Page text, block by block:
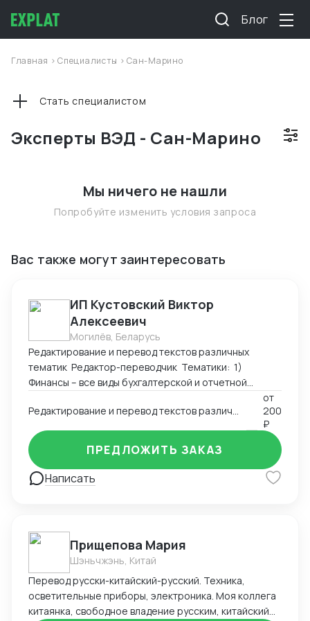
Блог
Главная >Специалисты >Сан-Марино
Эксперты ВЭД - Сан-Марино
Стать специалистом
Мы ничего не нашли
Попробуйте изменить условия запроса
Вас также могут заинтересовать
ИП Кустовский Виктор
Алексеевич
Могилёв, Беларусь
Редактирование и перевод текстов различных
тематик Редактор-переводчик Тематики: 1)
Финансы – все виды бухгалтерской и отчетной
прогнозы экономического развития, аналитические
исследования, системы управления рисками,
математические модели прогнозирования в
краткосрочной и долгосрочной перспективе.
Значительный опыт работы с агентствами
переводов, сотрудничающими с Центральным
финансовой документации. Участие в нескольких
проектах по локализации банковского
программного обеспечения (онлайн-системы
аналитики и системы Клиент-Банк). 2)
Юриспруденция – учредительные документы
(уставы, учредительные договоры), контракты,
Редактирование и перевод текстов различных тематик (английский-русский; русский-английский)
от
200
₽
Написать
ПРЕДЛОЖИТЬ ЗАКАЗ
Прищепова Мария
Шэньчжэнь, Китай
Перевод русски-китайский-русский. Техника,
осветительные приборы, электроника. Моя коллега
китаянка, свободное владение русским, китайский